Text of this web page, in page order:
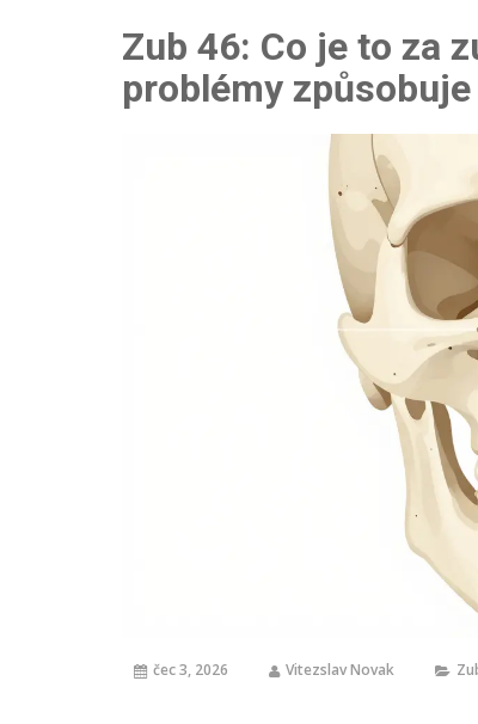
Zub 46: Co je to za
problémy způsobuje
čec 3, 2026 Vitezslav Novak